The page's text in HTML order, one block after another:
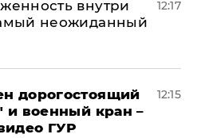
внутри
неожиданный
12:17
дорогостоящий
и военный кран –
ГУР
12:15